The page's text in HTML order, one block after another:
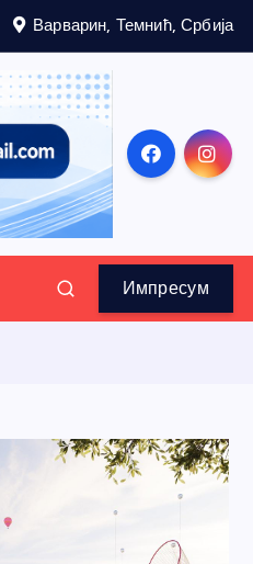
Варварин, Темнић, Србија
Импресум